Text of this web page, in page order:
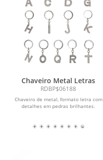
Chaveiro Metal Letras
RDBP$06188
Chaveiro de metal, formato letra com
detalhes em pedras brilhantes.